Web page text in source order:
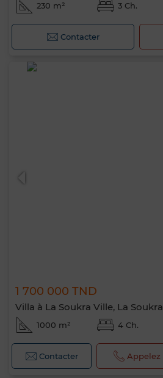
230 m² 3 Ch.
Contacter
1 700 000 TND
Villa à La Soukra Ville, La Soukra
1000 m² 4 Ch.
Contacter Appelez